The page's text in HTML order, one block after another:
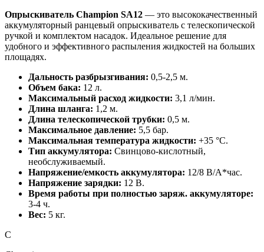
Опрыскиватель Champion SA12 — это высококачественный
аккумуляторный ранцевый опрыскиватель с телескопической
ручкой и комплектом насадок. Идеальное решение для
удобного и эффективного распыления жидкостей на больших
площадях.
Дальность разбрызгивания: 0,5-2,5 м.
Объем бака: 12 л.
Максимальный расход жидкости: 3,1 л/мин.
Длина шланга: 1,2 м.
Длина телескопической трубки: 0,5 м.
Максимальное давление: 5,5 бар.
Максимальная температура жидкости: +35 °C.
Тип аккумулятора: Свинцово-кислотный,
необслуживаемый.
Напряжение/емкость аккумулятора: 12/8 В/А*час.
Напряжение зарядки: 12 В.
Время работы при полностью заряж. аккумуляторе:
3-4 ч.
Вес: 5 кг.
C